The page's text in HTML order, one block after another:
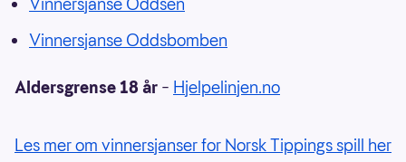
Vinnersjanse Oddsbomben
Aldersgrense 18 år – Hjelpelinjen.no
Les mer om vinnersjanser for Norsk Tippings spill her